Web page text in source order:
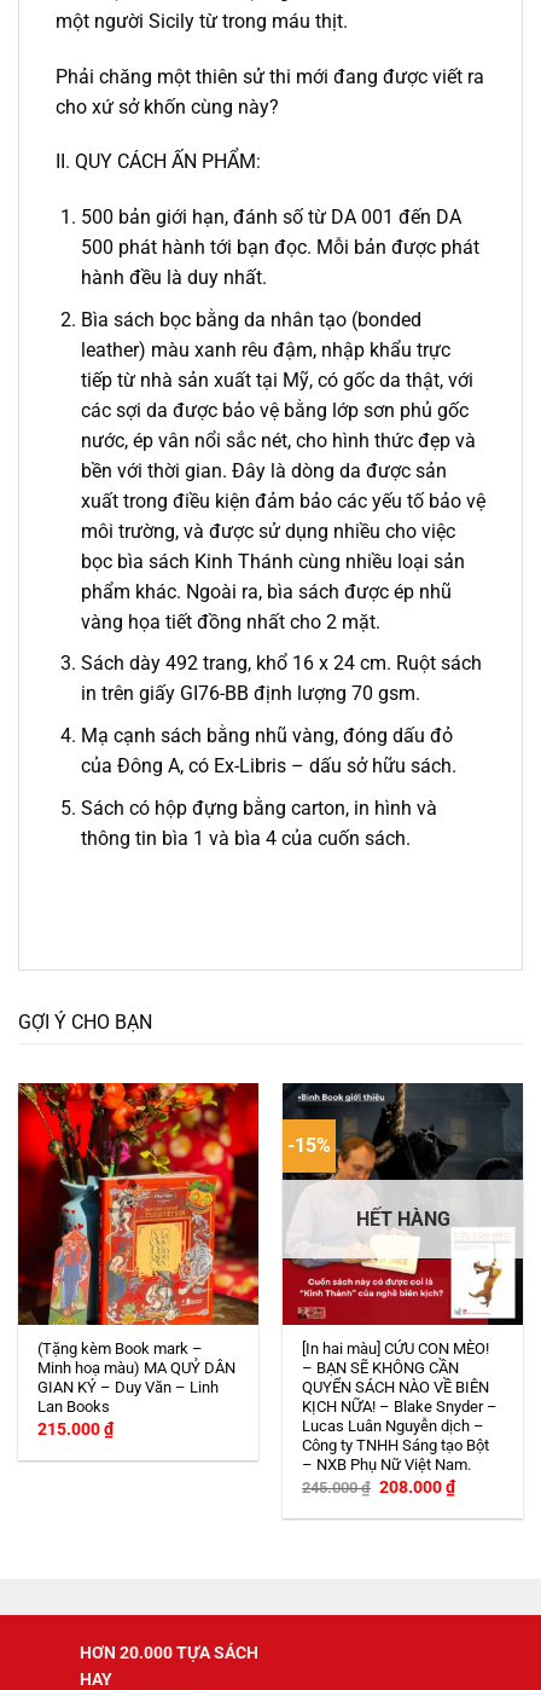
một người Sicily từ trong máu thịt.
Phải chăng một thiên sử thi mới đang được viết ra
cho xứ sở khốn cùng này?
II. QUY CÁCH ẤN PHẨM:
500 bản giới hạn, đánh số từ DA 001 đến DA
500 phát hành tới bạn đọc. Mỗi bản được phát
hành đều là duy nhất.
Bìa sách bọc bằng da nhân tạo (bonded
leather) màu xanh rêu đậm, nhập khẩu trực
tiếp từ nhà sản xuất tại Mỹ, có gốc da thật, với
các sợi da được bảo vệ bằng lớp sơn phủ gốc
nước, ép vân nổi sắc nét, cho hình thức đẹp và
bền với thời gian. Đây là dòng da được sản
xuất trong điều kiện đảm bảo các yếu tố bảo vệ
môi trường, và được sử dụng nhiều cho việc
bọc bìa sách Kinh Thánh cùng nhiều loại sản
phẩm khác. Ngoài ra, bìa sách được ép nhũ
vàng họa tiết đồng nhất cho 2 mặt.
Sách dày 492 trang, khổ 16 x 24 cm. Ruột sách
in trên giấy GI76-BB định lượng 70 gsm.
Mạ cạnh sách bằng nhũ vàng, đóng dấu đỏ
của Đông A, có Ex-Libris – dấu sở hữu sách.
Sách có hộp đựng bằng carton, in hình và
thông tin bìa 1 và bìa 4 của cuốn sách.
GỢI Ý CHO BẠN
(Tặng kèm Book mark –
Minh hoạ màu) MA QUỶ DÂN
GIAN KÝ – Duy Văn – Linh
Lan Books
215.000₫
-15%
HẾT HÀNG
[In hai màu] CỨU CON MÈO!
– BẠN SẼ KHÔNG CẦN
QUYỂN SÁCH NÀO VỀ BIÊN
KỊCH NỮA! – Blake Snyder –
Lucas Luân Nguyễn dịch –
Công ty TNHH Sáng tạo Bột
– NXB Phụ Nữ Việt Nam.
245.000₫ Giá
là:
208.000₫Giá
hiện
tại
HƠN 20.000 TỰA SÁCH
HAY